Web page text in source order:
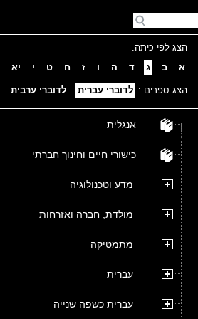
הצג לפי כיתה:
א
ב ג ד ה ו ז ח ט י יא
הצג ספרים : לדוברי עברית לדוברי ערבית
אנגלית
כישורי חיים וחינוך חברתי
מדע וטכנולוגיה
מולדת, חברה ואזרחות
מתמטיקה
עברית
עברית כשפה שנייה